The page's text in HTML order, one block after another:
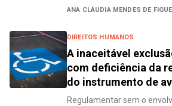
ANA CLÁUDIA MENDES DE
DIREITOS HUMANOS
A inaceitável
com deficiência da
do instrumento de
Regulamentar sem o